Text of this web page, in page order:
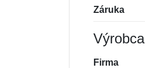
Záruka
Výrobca
Firma